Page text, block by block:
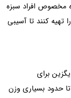
مخصوص افراد سبزه
کنند تا آسیبی
برای
حدود بسیاری وزن